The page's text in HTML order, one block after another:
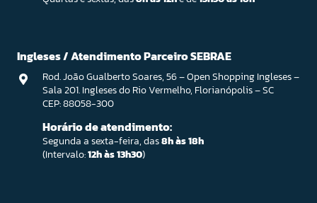
Ingleses / Atendimento Parceiro SEBRAE
Rod. João Gualberto Soares, 56 – Open Shopping Ingleses –
Sala 201. Ingleses do Rio Vermelho, Florianópolis – SC
CEP: 88058-300
Horário de atendimento:
Segunda a sexta-feira, das8h às 18h
(Intervalo:12h às 13h30)